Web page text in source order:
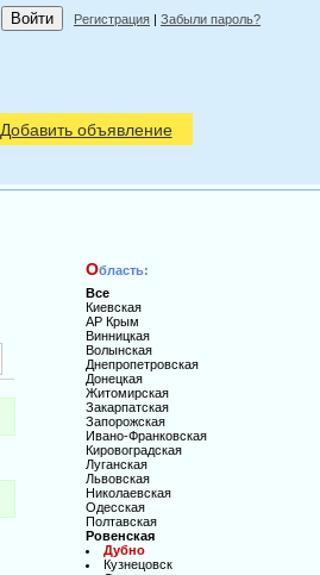
Регистрация | Забыли пароль?
Добавить объявление
Область:
Все
Киевская
АР Крым
Винницкая
Волынская
Днепропетровская
Донецкая
Житомирская
Закарпатская
Запорожская
Ивано-Франковская
Кировоградская
Луганская
Львовская
Николаевская
Одесская
Полтавская
Ровенская
Дубно
Кузнецовск